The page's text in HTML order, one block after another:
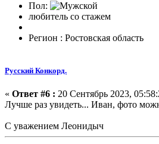
Пол:
любитель со стажем
Регион : Ростовская область
Русский Конкорд.
« Ответ #6 : 20 Сентябрь 2023,
Лучше раз увидеть... Иван, фото
С уважением Леонидыч